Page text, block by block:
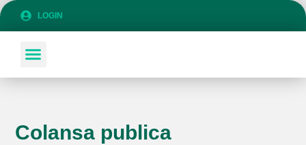
LOGIN
Colansa publica